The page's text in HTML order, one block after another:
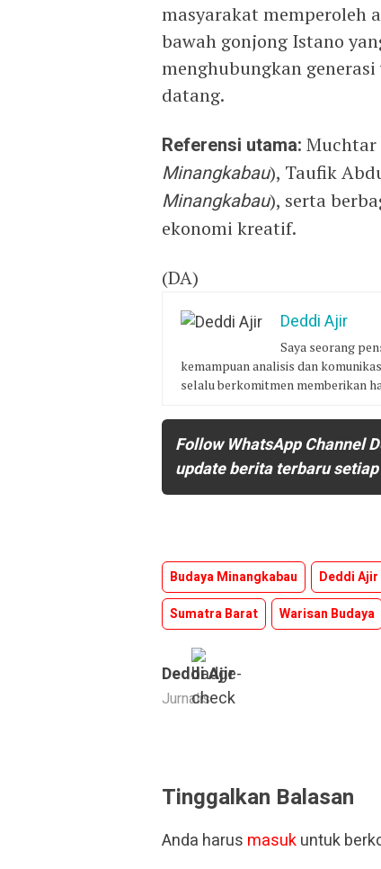
masyarakat memperoleh
bawah gonjong Istano
menghubungkan
datang.
Referensi utama: Muchtar
Minangkabau), Taufik
Minangkabau), serta
ekonomi kreatif.
(DA)
Deddi Ajir
Saya seorang
kemampuan analisis dan
selalu berkomitmen memberikan
Follow WhatsApp Channel
update berita terbaru
Budaya Minangkabau Deddi Ajir
Sumatra Barat
Warisan Budaya
Deddi Ajir
Jurnalis
Tinggalkan Balasan
Anda harus masukuntuk